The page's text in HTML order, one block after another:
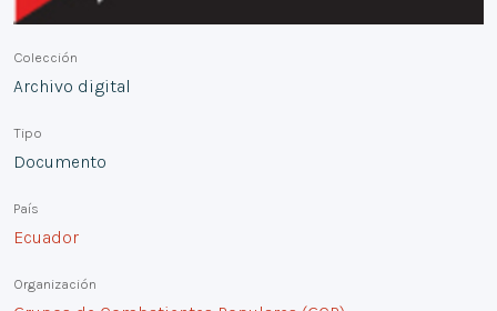
Colección
Archivo digital
Tipo
Documento
País
Ecuador
Organización